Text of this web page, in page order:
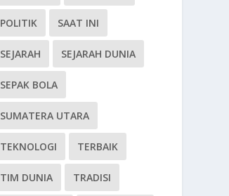
POLITIK SAAT INI
SEJARAH SEJARAH DUNIA
SEPAK BOLA
SUMATERA UTARA
TEKNOLOGI TERBAIK
TIM DUNIA TRADISI